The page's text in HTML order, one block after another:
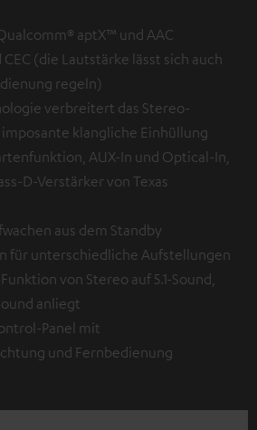
aptX™ und AAC
(die Lautstärke lässt sich auch
regeln)
verbreitert das Stereo-
imposante klangliche Einhüllung
AUX-In und Optical-In,
D-Verstärker von Texas
aus dem Standby
für unterschiedliche Aufstellungen
von Stereo auf 5.1-Sound,
anliegt
Panel mit
und Fernbedienung